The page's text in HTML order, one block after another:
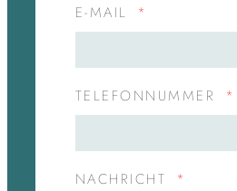
E-MAIL
TELEFONNUMMER
NACHRICHT